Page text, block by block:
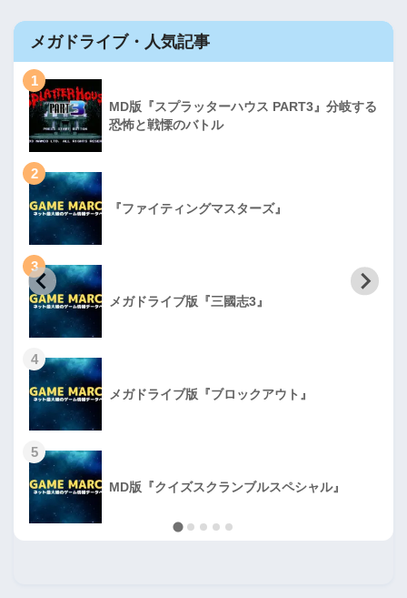
メガドライブ・人気記事
1
MD版『スプラッターハウス PART3』分岐する
恐怖と戦慄のバトル
2
『ファイティングマスターズ』
3
メガドライブ版『三國志3』
4
メガドライブ版『ブロックアウト』
5
MD版『クイズスクランブルスペシャル』